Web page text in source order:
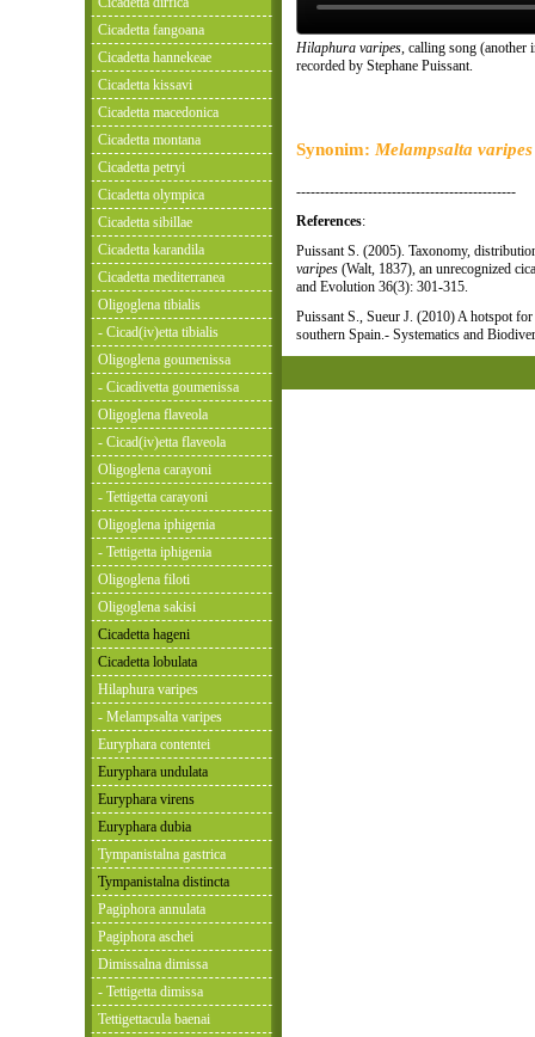
Hilaphura varipes, calling song (another
recorded by Stephane Puissant.
Synonim: Melampsalta varipes
----------------------------------------------
References:
Puissant S. (2005). Taxonomy,
varipes (Walt, 1837), an unrecognized
and Evolution 36(3): 301-315.
Puissant S., Sueur J. (2010) A hotspot
southern Spain.- Systematics and
Cicadetta fangoana
Cicadetta hannekeae
Cicadetta kissavi
Cicadetta macedonica
Cicadetta montana
Cicadetta petryi
Cicadetta olympica
Cicadetta sibillae
Cicadetta karandila
Cicadetta mediterranea
Oligoglena tibialis
- Cicad(iv)etta tibialis
Oligoglena goumenissa
- Cicadivetta goumenissa
Oligoglena flaveola
- Cicad(iv)etta flaveola
Oligoglena carayoni
- Tettigetta carayoni
Oligoglena iphigenia
- Tettigetta iphigenia
Oligoglena filoti
Oligoglena sakisi
Cicadetta hageni
Cicadetta lobulata
Hilaphura varipes
- Melampsalta varipes
Euryphara contentei
Euryphara undulata
Euryphara virens
Euryphara dubia
Tympanistalna gastrica
Tympanistalna distincta
Pagiphora annulata
Pagiphora aschei
Dimissalna dimissa
- Tettigetta dimissa
Tettigettacula baenai